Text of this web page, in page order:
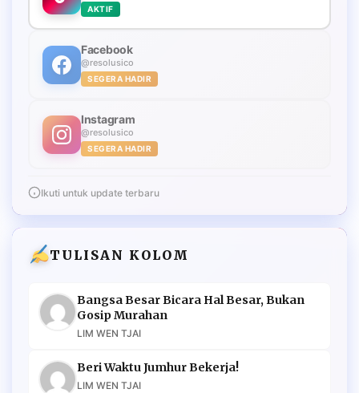
AKTIF
Facebook
@resolusico
SEGERA HADIR
Instagram
@resolusico
SEGERA HADIR
Ikuti untuk update terbaru
TULISAN KOLOM
Bangsa Besar Bicara Hal Besar, Bukan
Gosip Murahan
LIM WEN TJAI
Beri Waktu Jumhur Bekerja!
LIM WEN TJAI